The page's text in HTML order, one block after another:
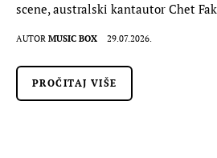
scene, australski kantautor Chet
AUTOR MUSIC BOX 29.07.2026.
PROČITAJ VIŠE